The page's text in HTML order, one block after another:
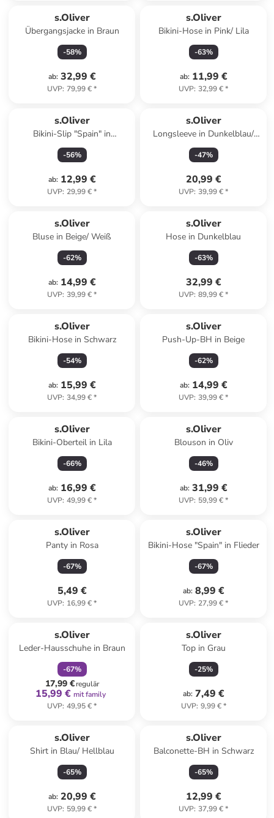
s.Oliver
Übergangsjacke in Braun
-58%
ab: 32,99 €
UVP: 79,99 €*
s.Oliver
Bikini-Hose in Pink/ Lila
-63%
ab: 11,99 €
UVP: 32,99 €*
s.Oliver
Bikini-Slip "Spain" in
Dunkelblau
-56%
ab: 12,99 €
UVP: 29,99 €*
s.Oliver
Longsleeve in Dunkelblau/
Weiß
-47%
20,99 €
UVP: 39,99 €*
s.Oliver
Bluse in Beige/ Weiß
-62%
ab: 14,99 €
UVP: 39,99 €*
s.Oliver
Hose in Dunkelblau
-63%
32,99 €
UVP: 89,99 €*
s.Oliver
Bikini-Hose in Schwarz
-54%
ab: 15,99 €
UVP: 34,99 €*
s.Oliver
Push-Up-BH in Beige
-62%
ab: 14,99 €
UVP: 39,99 €*
s.Oliver
Bikini-Oberteil in Lila
-66%
ab: 16,99 €
UVP: 49,99 €*
s.Oliver
Blouson in Oliv
-46%
ab: 31,99 €
UVP: 59,99 €*
s.Oliver
Panty in Rosa
-67%
5,49 €
UVP: 16,99 €*
s.Oliver
Bikini-Hose "Spain" in Flieder
-67%
ab: 8,99 €
UVP: 27,99 €*
s.Oliver
Leder-Hausschuhe in Braun
-67%
17,99 €regulär
15,99 € mit family
UVP: 49,95 €*
s.Oliver
Top in Grau
-25%
ab: 7,49 €
UVP: 9,99 €*
s.Oliver
Shirt in Blau/ Hellblau
-65%
ab: 20,99 €
UVP: 59,99 €*
s.Oliver
Balconette-BH in Schwarz
-65%
12,99 €
UVP: 37,99 €*